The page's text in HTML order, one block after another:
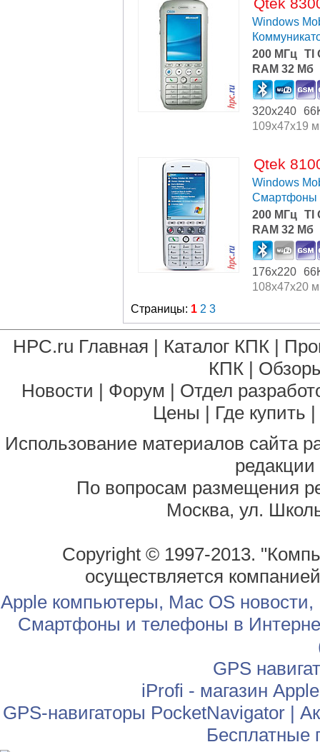
Windows
200 МГц TI
RAM 32 Мб
320x240
109x47x19
Qtek
Windows
Смартфоны
200 МГц TI
RAM 32 Мб
176x220
108x47x20
Страницы: 1 2 3
HPC.ru Главная | Каталог КПК |
КПК |
Новости | Форум | Отдел
Цены | Где купить |
Использование материалов сайта
По вопросам размещения
Москва, ул.
Copyright © 1997-2013.
осуществляется
Apple компьютеры, Mac OS
Смартфоны и телефоны в
GPS
iProfi - магазин
GPS-навигаторы PocketNavigator|
Бесплатные